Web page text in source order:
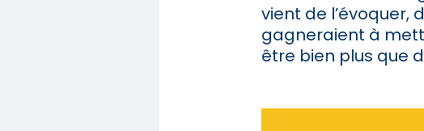
vient de l’évoquer,
gagneraient à
être bien plus que